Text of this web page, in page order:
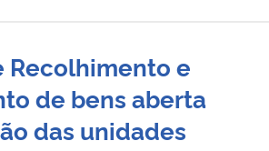
Recolhimento e
de bens aberta
das unidades